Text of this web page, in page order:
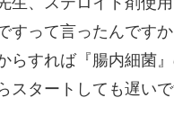
すって言ったんです
らすれば『腸内細菌
タートしても遅いで